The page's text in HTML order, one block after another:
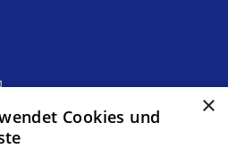
×
Cookies und